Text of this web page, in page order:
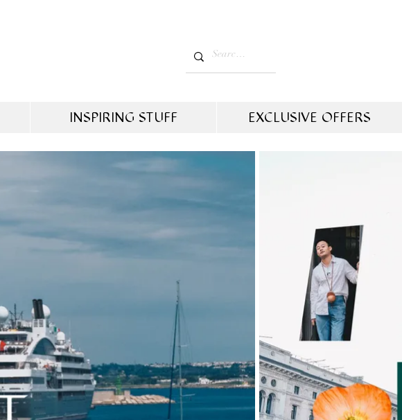
INSPIRING STUFF EXCLUSIVE OFFERS